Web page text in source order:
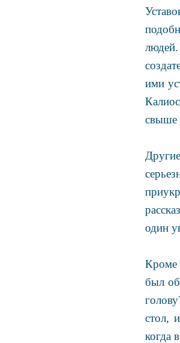
ими
свыше
один
Кроме
был
стол,
когда